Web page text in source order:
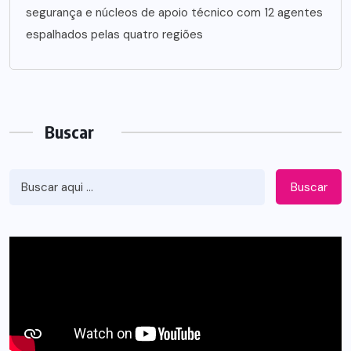
segurança e núcleos de apoio técnico com 12 agentes
espalhados pelas quatro regiões
Buscar
Buscar